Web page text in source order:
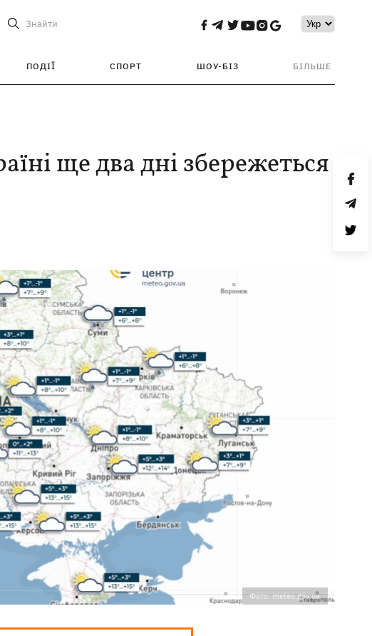
Знайти
ПОДІЇ СПОРТ ШОУ-БІЗ БІЛЬШЕ
ще два дні збережеться
Фото: meteo.gov.ua